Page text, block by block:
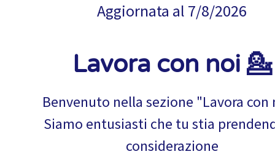
Aggiornata al 7/8/2026
Lavora con noi 💁
Benvenuto nella sezione "Lavora con
Siamo entusiasti che tu stia
considerazione